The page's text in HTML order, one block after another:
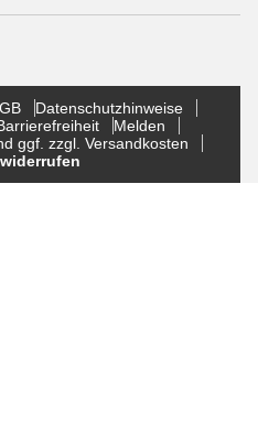
Datenschutzhinweise
Melden
ggf. zzgl. Versandkosten